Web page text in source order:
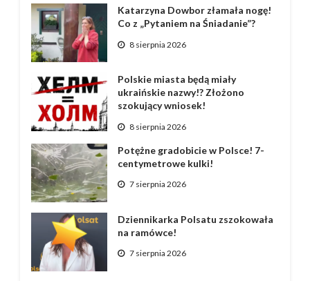
Katarzyna Dowbor złamała nogę!
Co z „Pytaniem na Śniadanie”?
8 sierpnia 2026
Polskie miasta będą miały
ukraińskie nazwy!? Złożono
szokujący wniosek!
8 sierpnia 2026
Potężne gradobicie w Polsce! 7-
centymetrowe kulki!
7 sierpnia 2026
Dziennikarka Polsatu zszokowała
na ramówce!
7 sierpnia 2026